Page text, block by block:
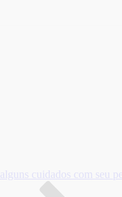
cuidados com seu